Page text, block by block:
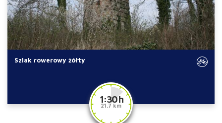
Szlak rowerowy żółty
1:30 h
21.7 km